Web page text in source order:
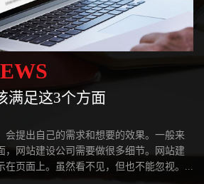
满足这3个方面
会提出自己的需求和想要的效果。一般来
，网站建设公司需要做很多细节。网站建
页面上。虽然看不见，但也不能忽视。...